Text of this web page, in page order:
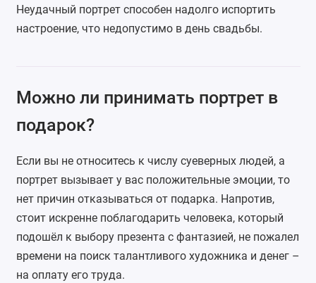
Неудачный портрет способен надолго испортить
настроение, что недопустимо в день свадьбы.
Можно ли принимать портрет в
подарок?
Если вы не относитесь к числу суеверных людей, а
портрет вызывает у вас положительные эмоции, то
нет причин отказываться от подарка. Напротив,
стоит искренне поблагодарить человека, который
подошёл к выбору презента с фантазией, не пожалел
времени на поиск талантливого художника и денег –
на оплату его труда.